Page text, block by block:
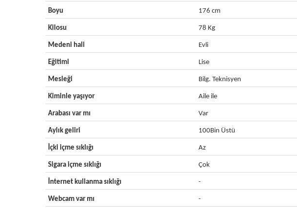
Boyu 176 cm
Kilosu 78 Kg
Medeni hali Evli
Eğitimi Lise
Mesleği Bilg. Teknisyen
Kiminle yaşıyor Aile ile
Arabası var mı Var
Aylık geliri 100Bin Üstü
İçki içme sıklığı Az
Sigara içme sıklığı Çok
İnternet kullanma sıklığı -
Webcam var mı -